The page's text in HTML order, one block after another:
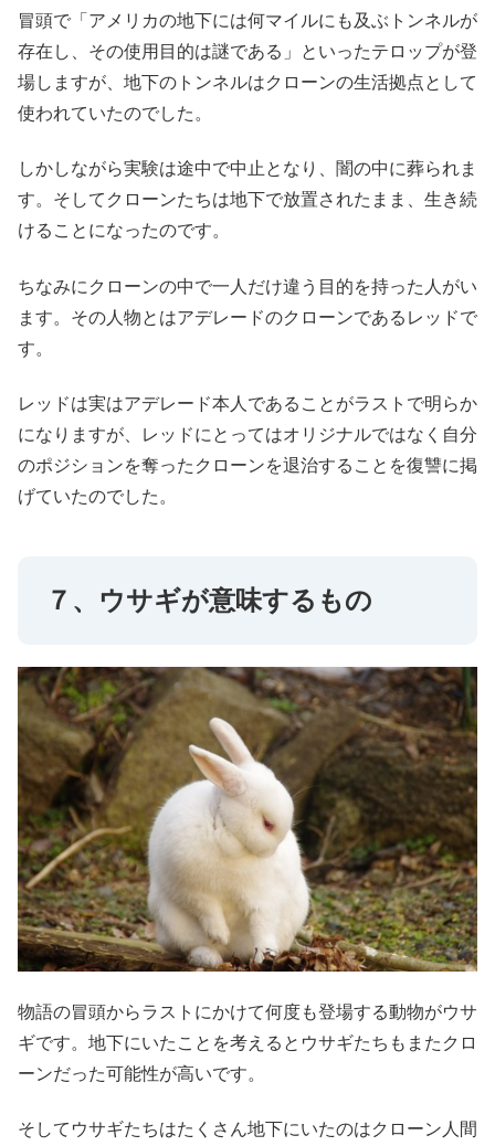
冒頭で「アメリカの地下には何マイルにも及ぶトンネルが
存在し、その使用目的は謎である」といったテロップが登
場しますが、地下のトンネルはクローンの生活拠点として
使われていたのでした。
しかしながら実験は途中で中止となり、闇の中に葬られま
す。そしてクローンたちは地下で放置されたまま、生き続
けることになったのです。
ちなみにクローンの中で一人だけ違う目的を持った人がい
ます。その人物とはアデレードのクローンであるレッドで
す。
レッドは実はアデレード本人であることがラストで明らか
になりますが、レッドにとってはオリジナルではなく自分
のポジションを奪ったクローンを退治することを復讐に掲
げていたのでした。
７、ウサギが意味するもの
物語の冒頭からラストにかけて何度も登場する動物がウサ
ギです。地下にいたことを考えるとウサギたちもまたクロ
ーンだった可能性が高いです。
そしてウサギたちはたくさん地下にいたのはクローン人間